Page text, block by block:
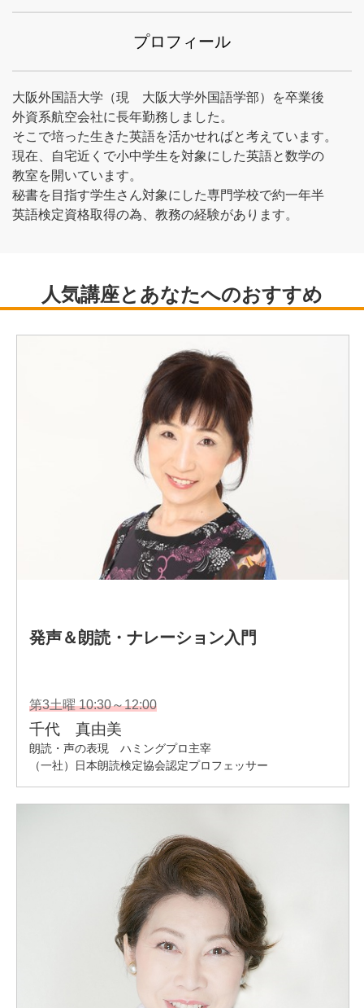
プロフィール
大阪外国語大学（現 大阪大学外国語学部）を卒業後
外資系航空会社に長年勤務しました。
そこで培った生きた英語を活かせればと考えています。
現在、自宅近くで小中学生を対象にした英語と数学の
教室を開いています。
秘書を目指す学生さん対象にした専門学校で約一年半
英語検定資格取得の為、教務の経験があります。